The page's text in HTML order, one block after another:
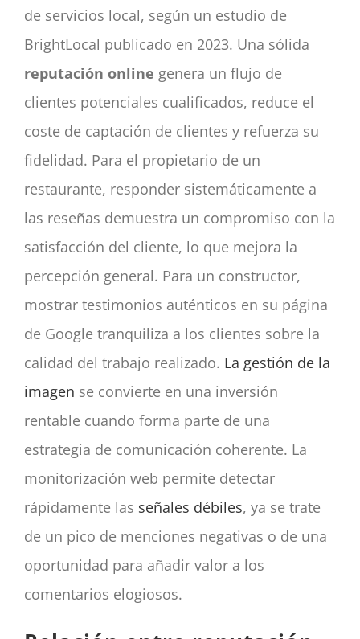
de servicios local, según un estudio de
BrightLocal publicado en 2023. Una sólida
reputación online genera un flujo de
clientes potenciales cualificados, reduce el
coste de captación de clientes y refuerza su
fidelidad. Para el propietario de un
restaurante, responder sistemáticamente a
las reseñas demuestra un compromiso con la
satisfacción del cliente, lo que mejora la
percepción general. Para un constructor,
mostrar testimonios auténticos en su página
de Google tranquiliza a los clientes sobre la
calidad del trabajo realizado. La gestión de la
imagen se convierte en una inversión
rentable cuando forma parte de una
estrategia de comunicación coherente. La
monitorización web permite detectar
rápidamente las señales débiles, ya se trate
de un pico de menciones negativas o de una
oportunidad para añadir valor a los
comentarios elogiosos.